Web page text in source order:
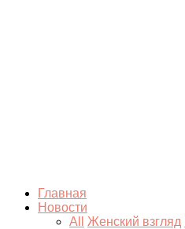
Главная
Новости
All
Женский взгляд